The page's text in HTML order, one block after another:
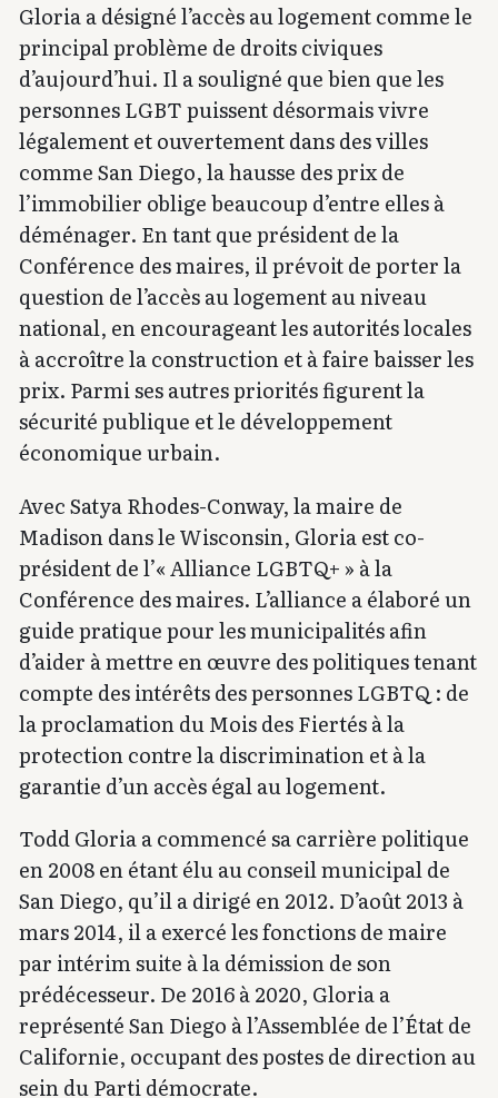
Gloria a désigné l’accès au logement comme le
principal problème de droits civiques
d’aujourd’hui. Il a souligné que bien que les
personnes LGBT puissent désormais vivre
légalement et ouvertement dans des villes
comme San Diego, la hausse des prix de
l’immobilier oblige beaucoup d’entre elles à
déménager. En tant que président de la
Conférence des maires, il prévoit de porter la
question de l’accès au logement au niveau
national, en encourageant les autorités locales
à accroître la construction et à faire baisser les
prix. Parmi ses autres priorités figurent la
sécurité publique et le développement
économique urbain.
Avec Satya Rhodes-Conway, la maire de
Madison dans le Wisconsin, Gloria est co-
président de l’« Alliance LGBTQ+ » à la
Conférence des maires. L’alliance a élaboré un
guide pratique pour les municipalités afin
d’aider à mettre en œuvre des politiques tenant
compte des intérêts des personnes LGBTQ : de
la proclamation du Mois des Fiertés à la
protection contre la discrimination et à la
garantie d’un accès égal au logement.
Todd Gloria a commencé sa carrière politique
en 2008 en étant élu au conseil municipal de
San Diego, qu’il a dirigé en 2012. D’août 2013 à
mars 2014, il a exercé les fonctions de maire
par intérim suite à la démission de son
prédécesseur. De 2016 à 2020, Gloria a
représenté San Diego à l’Assemblée de l’État de
Californie, occupant des postes de direction au
sein du Parti démocrate.